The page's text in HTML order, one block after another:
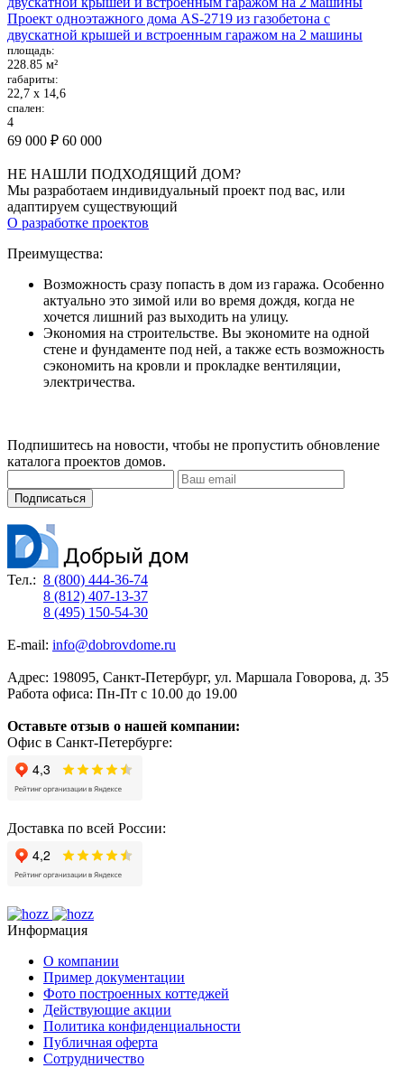
Проект одноэтажного дома AS-2719 из газобетона с
двускатной крышей и встроенным гаражом на 2 машины
площадь:
228.85 м²
габариты:
22,7 х 14,6
спален:
4
69 000 ₽ 60 000
НЕ НАШЛИ ПОДХОДЯЩИЙ ДОМ?
Мы разработаем индивидуальный проект под вас, или
адаптируем существующий
О разработке проектов
Преимущества:
Возможность сразу попасть в дом из гаража. Особенно
актуально это зимой или во время дождя, когда не
хочется лишний раз выходить на улицу.
Экономия на строительстве. Вы экономите на одной
стене и фундаменте под ней, а также есть возможность
сэкономить на кровли и прокладке вентиляции,
электричества.
Подпишитесь на новости, чтобы не пропустить обновление
каталога проектов домов.
Подписаться
Тел.: 8 (800) 444-36-74
8 (812) 407-13-37
8 (495) 150-54-30
E-mail: info@dobrovdome.ru
Адрес: 198095, Санкт-Петербург, ул. Маршала Говорова, д. 35
Работа офиса: Пн-Пт с 10.00 до 19.00
Оставьте отзыв о нашей компании:
Офис в Санкт-Петербурге:
Доставка по всей России:
Информация
О компании
Пример документации
Фото построенных коттеджей
Действующие акции
Политика конфиденциальности
Публичная оферта
Сотрудничество